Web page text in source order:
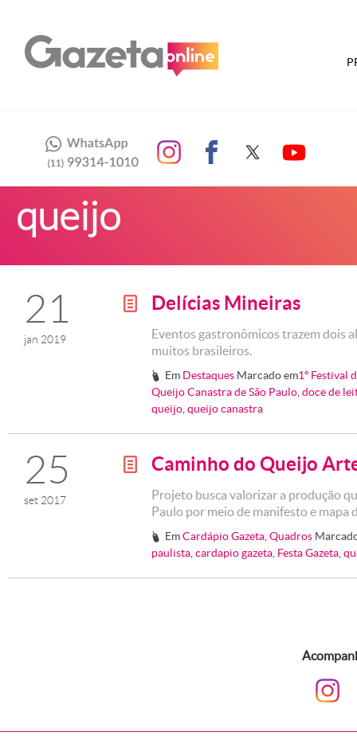
queijo
21
jan 2019
g Delícias Mineiras
Eventos gastronômicos trazem dois
muitos brasileiros.
# Em Destaques Marcado em1º Festival
Queijo Canastra de São Paulo doce de
queijo queijo canastra
25
set 2017
g Caminho do Queijo
Projeto busca valorizar a produção
Paulo por meio de manifesto e
# EmCardápio Gazeta ,Quadros
paulista cardapio gazeta Festa Gazeta